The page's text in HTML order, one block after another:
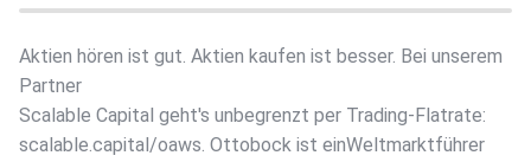
Aktien hören ist gut. Aktien kaufen ist besser. Bei unserem
Partner
Scalable Capital geht's unbegrenzt per Trading-Flatrate:
scalable.capital/oaws. Ottobock ist einWeltmarktführer